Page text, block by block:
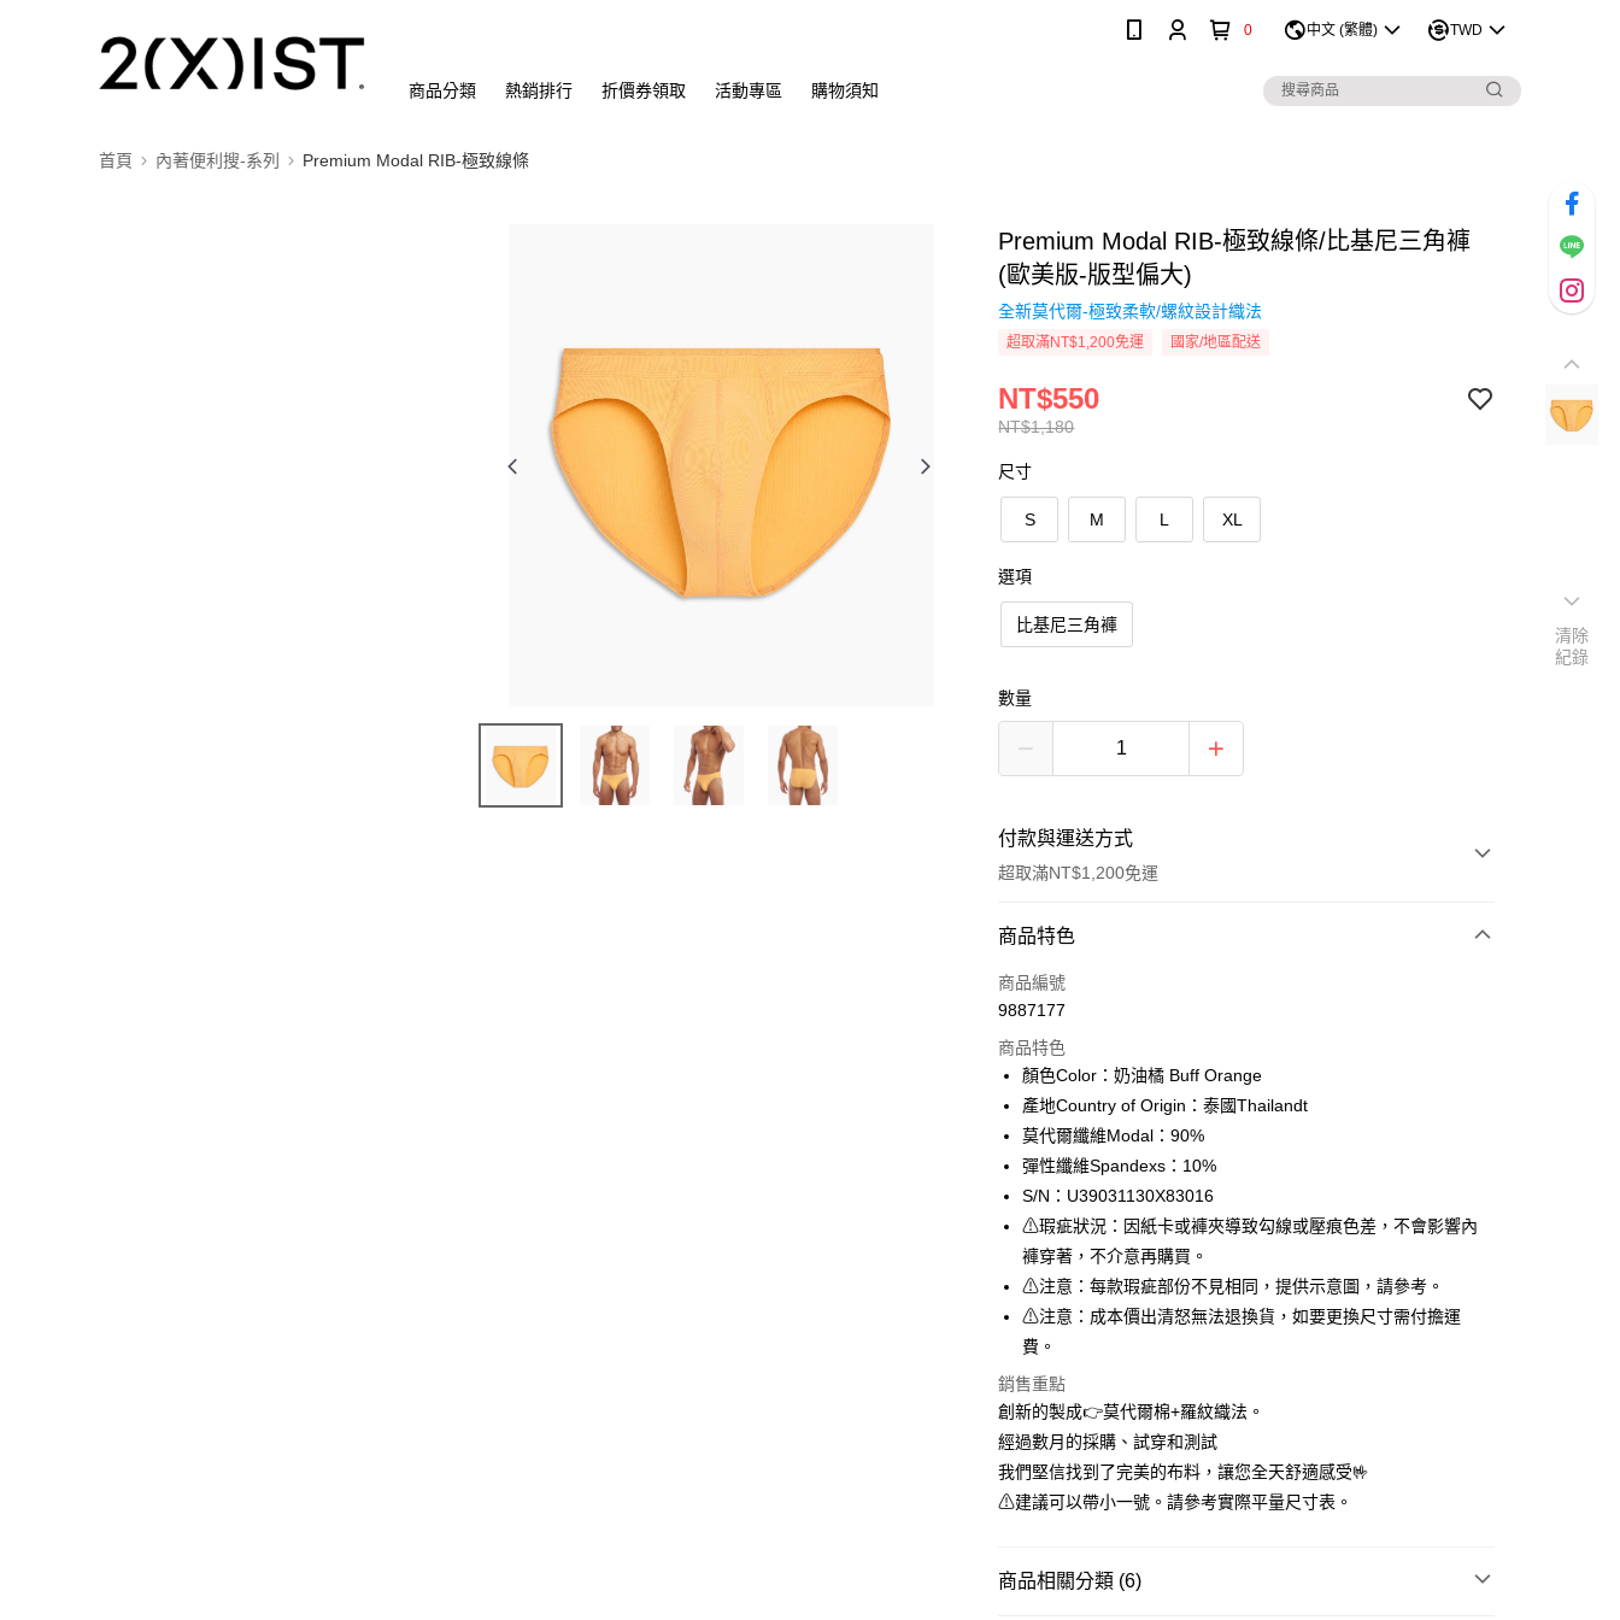
0 中文 (繁體) TWD
商品分類 熱銷排行 折價券領取 活動專區 購物須知
首頁 內著便利搜-系列 Premium Modal RIB-極致線條
Premium Modal RIB-極致線條/比基尼三角褲
(歐美版-版型偏大)
全新莫代爾-極致柔軟/螺紋設計織法
超取滿NT$1,200免運 國家/地區配送
NT$1,180
NT$550
尺寸
S M L XL
選項
比基尼三角褲
數量
付款與運送方式
超取滿NT$1,200免運
付款方式
信用卡一次付款
3 期 0 利率 每期
合作金庫商業銀行
第一商業銀行
華南商業銀行
國泰世華商業銀行
臺灣中小企業銀行
匯豐（台灣）商業銀行
華泰商業銀行
聯邦商業銀行
元大商業銀行
永豐商業銀行
台新國際商業銀行
中國信託商業銀行
台灣樂天信用卡公司
超商取貨付款
Apple Pay
悠遊付
全盈+PAY
AFTEE先享後付
相關說明
AFTEE先享後付是「在收到商品之後才付款」的支付方式。 讓您購物簡單
便利好安心！
１．簡單：不需註冊會員、不需綁卡、不需儲值。
２．便利：只要手機號碼，簡訊認證，即可結帳。
【「AFTEE先享後付」結帳流程】
ATM付款
全家取貨付款
商品特色
商品編號
9887177
商品特色
顏色Color：奶油橘 Buff Orange
產地Country of Origin：泰國Thailandt
莫代爾纖維Modal：90%
彈性纖維Spandexs：10%
S/N：U39031130X83016
⚠瑕疵狀況：因紙卡或褲夾導致勾線或壓痕色差，不會影響內
褲穿著，不介意再購買。
⚠注意：每款瑕疵部份不見相同，提供示意圖，請參考。
⚠注意：成本價出清怒無法退換貨，如要更換尺寸需付擔運
費。
銷售重點
創新的製成👉莫代爾棉+羅紋織法。
經過數月的採購、試穿和測試
我們堅信找到了完美的布料，讓您全天舒適感受🤟
⚠建議可以帶小一號。請參考實際平量尺寸表。
商品相關分類 (6)
清除
紀錄